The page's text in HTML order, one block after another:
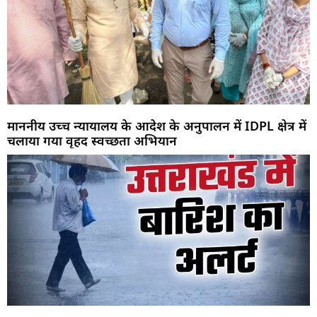
माननीय उच्च न्यायालय के आदेश के अनुपालन में IDPL क्षेत्र में
चलाया गया वृहद स्वच्छता अभियान